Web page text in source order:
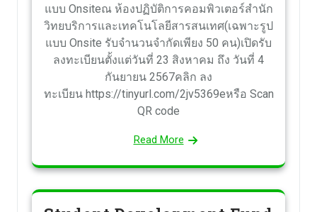
แบบ Onsiteณ ห้องปฏิบัติการคอมพิวเตอร์สำนัก
วิทยบริการและเทคโนโลยีสารสนเทศ(เฉพาะรูป
แบบ Onsite รับจำนวนจำกัดเพียง 50 คน)เปิดรับ
ลงทะเบียนตั้งแต่วันที่ 23 สิงหาคม ถึง วันที่ 4
กันยายน 2567คลิก ลง
ทะเบียน https://tinyurl.com/2jv5369eหรือ Scan
QR code
Read More